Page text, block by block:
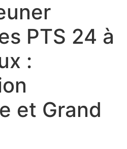
PTS 24 à
:
et Grand